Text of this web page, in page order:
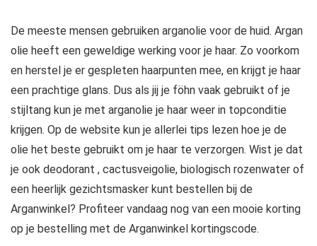
De meeste mensen gebruiken arganolie voor de huid. Argan
olie heeft een geweldige werking voor je haar. Zo voorkom
en herstel je er gespleten haarpunten mee, en krijgt je haar
een prachtige glans. Dus als jij je föhn vaak gebruikt of je
stijltang kun je met arganolie je haar weer in topconditie
krijgen. Op de website kun je allerlei tips lezen hoe je de
olie het beste gebruikt om je haar te verzorgen. Wist je dat
je ook deodorant , cactusveigolie, biologisch rozenwater of
een heerlijk gezichtsmasker kunt bestellen bij de
Arganwinkel? Profiteer vandaag nog van een mooie korting
op je bestelling met de Arganwinkel kortingscode.